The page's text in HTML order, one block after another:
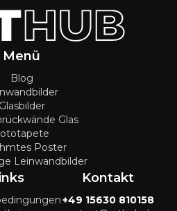
Menü
Blog
Glasbilder
Glas
Poster
Leinwandbilder
Kontakt
+49 15630 810158